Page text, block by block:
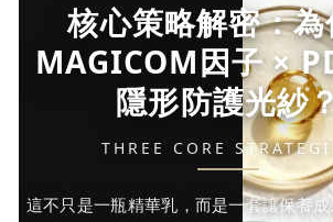
核心策略解密：為
MAGICOM因子 ×
隱形防護光紗
THREE CORE
這不只是一瓶精華乳，而是一套讓保養